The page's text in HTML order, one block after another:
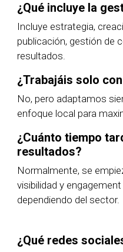
¿Qué incluye la
Incluye estrategia,
publicación, gestión de
resultados.
¿Trabajáis solo
No, pero adaptamos
enfoque local para
¿Cuánto tiempo
resultados?
Normalmente, se
visibilidad y
dependiendo del sector.
¿Qué redes